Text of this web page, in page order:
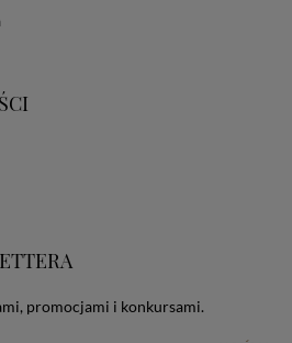
że będą one
nie wyraża zgody na
promocjami i konkursami.